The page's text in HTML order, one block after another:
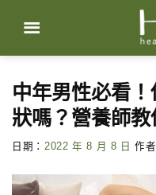
content
中年男性必看
狀嗎？營養師
日期： 2022 年 8 月 8 日 作